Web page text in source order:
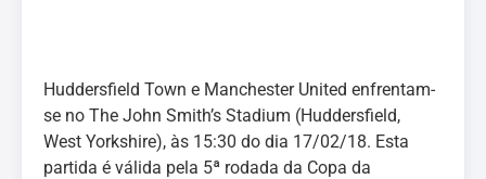
Huddersfield Town e Manchester United enfrentam-
se no The John Smith’s Stadium (Huddersfield,
West Yorkshire), às 15:30 do dia 17/02/18. Esta
partida é válida pela 5ª rodada da Copa da